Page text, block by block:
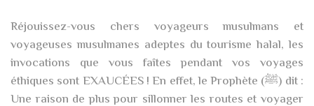
Réjouissez-vous chers voyageurs musulmans et
voyageuses musulmanes adeptes du tourisme halal, les
invocations que vous faîtes pendant vos voyages
éthiques sont EXAUCÉES ! En effet, le Prophète (ﷺ) dit :
Une raison de plus pour sillonner les routes et voyager